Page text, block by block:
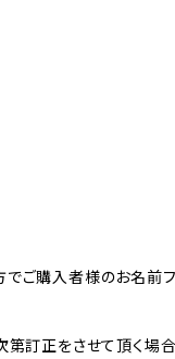
でご購入者様のお名前
第訂正をさせて頂く場